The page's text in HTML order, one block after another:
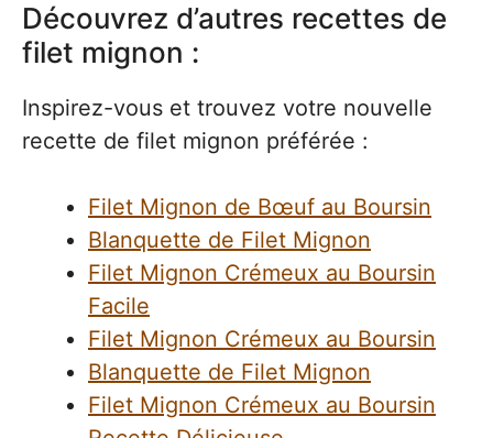
Découvrez d’autres recettes de
filet mignon :
Inspirez-vous et trouvez votre nouvelle
recette de filet mignon préférée :
Filet Mignon de Bœuf au Boursin
Blanquette de Filet Mignon
Filet Mignon Crémeux au Boursin
Facile
Filet Mignon Crémeux au Boursin
Blanquette de Filet Mignon
Filet Mignon Crémeux au Boursin